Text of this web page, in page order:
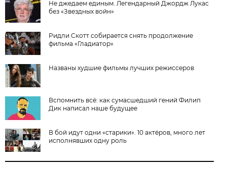
Не джедаем единым. Легендарный Джордж Лукас
без «Звездных войн»
Ридли Скотт собирается снять продолжение
фильма «Гладиатор»
Названы худшие фильмы лучших режиссеров
Вспомнить всё: как сумасшедший гений Филип
Дик написал наше будущее
В бой идут одни «старики». 10 актёров, много лет
исполнявших одну роль